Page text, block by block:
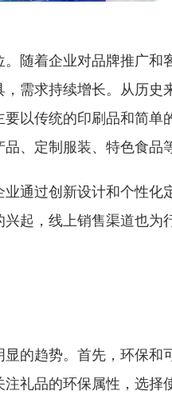
随着企业对品牌推广和
需求持续增长。从历史
以传统的印刷品和简单
、定制服装、特色食品
通过创新设计和个性化
起，线上销售渠道也为
的趋势。首先，环保和
礼品的环保属性，选择